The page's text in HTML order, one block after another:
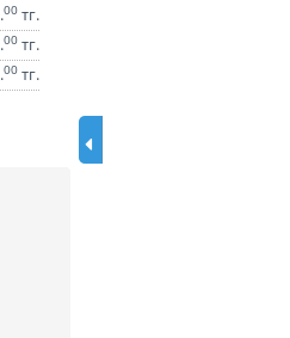
.00тг.
.00тг.
.00тг.